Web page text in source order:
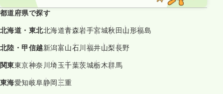
都道府県で探す
北海道・東北北海道青森岩手宮城秋田山形福島
北陸・甲信越新潟富山石川福井山梨長野
関東東京神奈川埼玉千葉茨城栃木群馬
東海愛知岐阜静岡三重